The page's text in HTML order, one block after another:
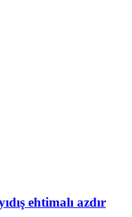
ehtimalı azdır